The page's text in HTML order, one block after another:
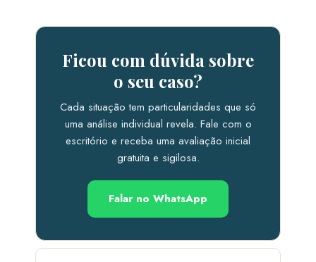
Ficou com dúvida sobre
o seu caso?
Cada situação tem particularidades que só
uma análise individual revela. Fale com o
escritório e receba uma avaliação inicial
gratuita e sigilosa.
Falar no WhatsApp